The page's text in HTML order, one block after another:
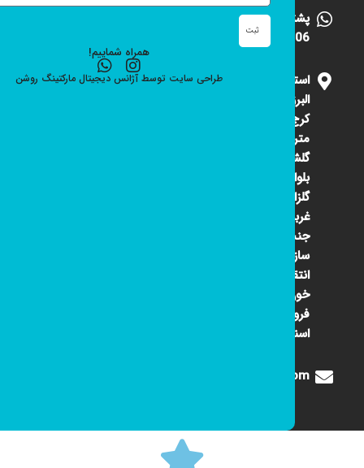
پشتیبانی
09101531006
استان
البرز
متری
گلشهر
بلوار
گلزار
غربی
جنب
سازمان
انتقال
خون
فروشگاه
اسنوا
Digione1360@gmail.com
ثبت
همراه شماییم!
طراحی سایت توسط آژانس دیجیتال مارکتینگ روشن